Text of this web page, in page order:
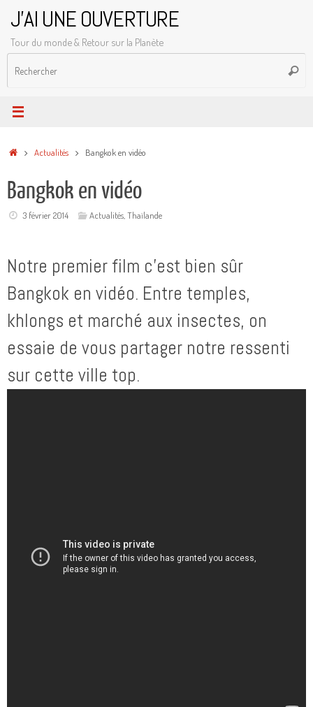
contenu
J'AI UNE OUVERTURE
Tour du monde & Retour sur la Planète
AccueilActualités Bangkok en vidéo
Bangkok en vidéo
3 février 2014 Actualités ,Thaïlande
Notre premier film c’est bien sûr
Bangkok en vidéo. Entre temples,
khlongs et marché aux insectes, on
essaie de vous partager notre ressenti
sur cette ville top.